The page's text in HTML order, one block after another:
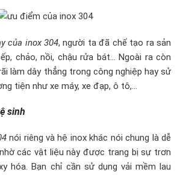
của inox 304, người ta đã chế tạo ra sản
chảo, nồi, chậu rửa bát… Ngoài ra còn
làm dây thẳng trong công nghiệp hay sử
tiện như xe máy, xe đạp, ô tô,…
sinh
nói riêng và hệ inox khác nói chung là dễ
các vật liệu này được trang bị sự trơn
hóa. Bạn chỉ cần sử dụng vải mềm lau